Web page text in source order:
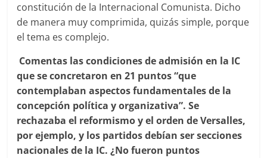
constitución de la Internacional Comunista. Dicho
de manera muy comprimida, quizás simple, porque
el tema es complejo.
Comentas las condiciones de admisión en la IC
que se concretaron en 21 puntos “que
contemplaban aspectos fundamentales de la
concepción política y organizativa”. Se
rechazaba el reformismo y el orden de Versalles,
por ejemplo, y los partidos debían ser secciones
nacionales de la IC. ¿No fueron puntos